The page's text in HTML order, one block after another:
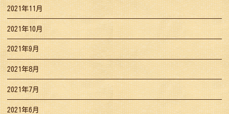
2021年11月
2021年10月
2021年9月
2021年8月
2021年7月
2021年6月